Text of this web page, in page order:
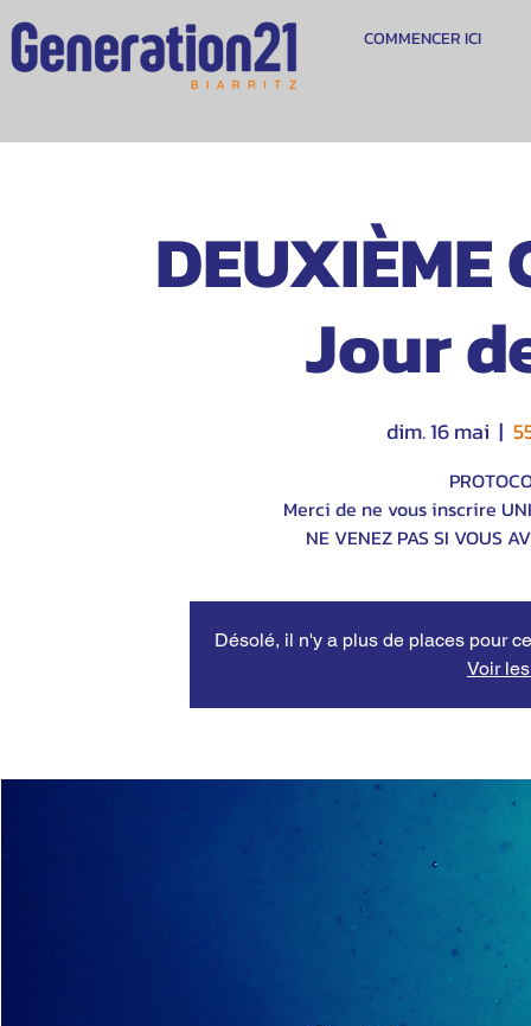
COMMENCER ICI
DEUXIÈME
Jour
dim. 16 mai
  |
Merci de ne vous inscrire
NE VENEZ PAS SI VOUS
Désolé, il n'y a plus de places pour
Voir